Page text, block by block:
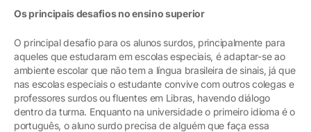
Os principais desafios no ensino superior
O principal desafio para os alunos surdos, principalmente para
aqueles que estudaram em escolas especiais, é adaptar-se ao
ambiente escolar que não tem a língua brasileira de sinais, já que
nas escolas especiais o estudante convive com outros colegas e
professores surdos ou fluentes em Libras, havendo diálogo
dentro da turma. Enquanto na universidade o primeiro idioma é o
português, o aluno surdo precisa de alguém que faça essa